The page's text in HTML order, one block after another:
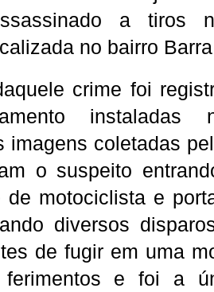
a tiros
no bairro
crime foi
instaladas
imagens coletadas
o suspeito
de motociclista e
diversos
de fugir em uma
ferimentos e foi a